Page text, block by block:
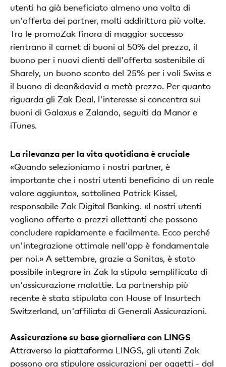
utenti ha già beneficiato almeno una volta di
un'offerta dei partner, molti addirittura più volte.
Tra le promoZak finora di maggior successo
rientrano il carnet di buoni al 50% del prezzo, il
buono per i nuovi clienti dell'offerta sostenibile di
Sharely, un buono sconto del 25% per i voli Swiss e
il buono di dean&david a metà prezzo. Per quanto
riguarda gli Zak Deal, l'interesse si concentra sui
buoni di Galaxus e Zalando, seguiti da Manor e
iTunes.
La rilevanza per la vita quotidiana è cruciale
«Quando selezioniamo i nostri partner, è
importante che i nostri utenti beneficino di un reale
valore aggiunto», sottolinea Patrick Kissel,
responsabile Zak Digital Banking. «I nostri utenti
vogliono offerte a prezzi allettanti che possono
concludere rapidamente e facilmente. Ecco perché
un'integrazione ottimale nell'app è fondamentale
per noi.» A settembre, grazie a Sanitas, è stato
possibile integrare in Zak la stipula semplificata di
un'assicurazione malattie. La partnership più
recente è stata stipulata con House of Insurtech
Switzerland, un'affiliata di Generali Assicurazioni.
Assicurazione su base giornaliera con LINGS
Attraverso la piattaforma LINGS, gli utenti Zak
possono ora stipulare assicurazioni per oggetti - dal